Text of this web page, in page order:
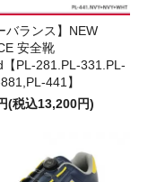
バランス】NEW
安全靴
【PL-281.PL-331.PL-
441】
(税込13,200円)